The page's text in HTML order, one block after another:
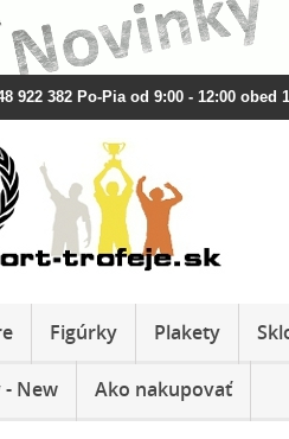
922 382 Po-Pia od 9:00 - 12:00 obed
Figúrky Plakety
New Ako nakupovať